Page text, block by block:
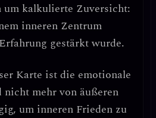
um kalkulierte Zuversicht:
inneren Zentrum
gestärkt wurde.
Karte ist die emotionale
nicht mehr von äußeren
um inneren Frieden zu